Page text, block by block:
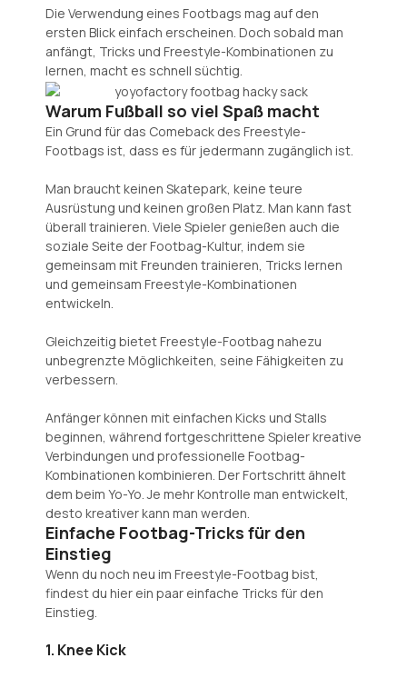
Die Verwendung eines Footbags mag auf den
ersten Blick einfach erscheinen. Doch sobald man
anfängt, Tricks und Freestyle-Kombinationen zu
lernen, macht es schnell süchtig.
Warum Fußball so viel Spaß macht
Ein Grund für das Comeback des Freestyle-
Footbags ist, dass es für jedermann zugänglich ist.
Man braucht keinen Skatepark, keine teure
Ausrüstung und keinen großen Platz. Man kann fast
überall trainieren. Viele Spieler genießen auch die
soziale Seite der Footbag-Kultur, indem sie
gemeinsam mit Freunden trainieren, Tricks lernen
und gemeinsam Freestyle-Kombinationen
entwickeln.
Gleichzeitig bietet Freestyle-Footbag nahezu
unbegrenzte Möglichkeiten, seine Fähigkeiten zu
verbessern.
Anfänger können mit einfachen Kicks und Stalls
beginnen, während fortgeschrittene Spieler kreative
Verbindungen und professionelle Footbag-
Kombinationen kombinieren. Der Fortschritt ähnelt
dem beim Yo-Yo. Je mehr Kontrolle man entwickelt,
desto kreativer kann man werden.
Einfache Footbag-Tricks für den
Einstieg
Wenn du noch neu im Freestyle-Footbag bist,
findest du hier ein paar einfache Tricks für den
Einstieg.
1. Knee Kick